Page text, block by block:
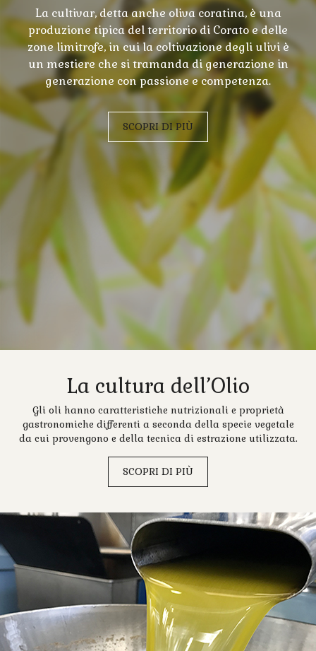
La cultivar, detta anche oliva coratina, è una
produzione tipica del territorio di Corato e delle
zone limitrofe, in cui la coltivazione degli ulivi è
un mestiere che si tramanda di generazione in
generazione con passione e competenza.
SCOPRI DI PIÙ
La cultura dell’Olio
Gli oli hanno caratteristiche nutrizionali e proprietà
gastronomiche differenti a seconda della specie vegetale
da cui provengono e della tecnica di estrazione utilizzata.
SCOPRI DI PIÙ